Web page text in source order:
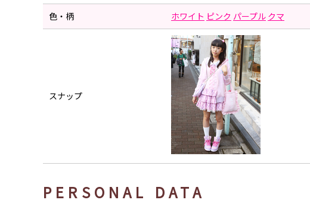
色・柄 ホワイト ピンク パープル クマ
スナップ
PERSONAL DATA